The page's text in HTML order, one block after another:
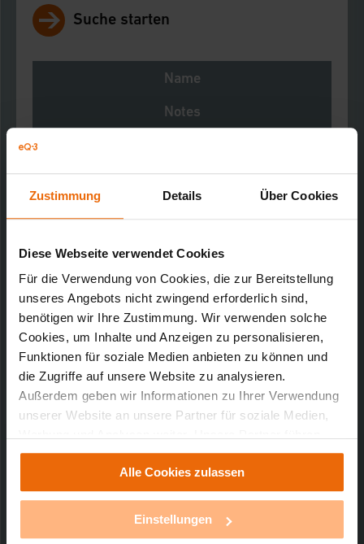
Zustimmung Details Über Cookies
Diese Webseite verwendet Cookies
Für die Verwendung von Cookies, die zur Bereitstellung
unseres Angebots nicht zwingend erforderlich sind,
benötigen wir Ihre Zustimmung. Wir verwenden solche
Cookies, um Inhalte und Anzeigen zu personalisieren,
Funktionen für soziale Medien anbieten zu können und
die Zugriffe auf unsere Website zu analysieren.
Außerdem geben wir Informationen zu Ihrer Verwendung
unserer Website an unsere Partner für soziale Medien,
diese Informationen möglicherweise mit weiteren Daten
zusammen, die Sie ihnen bereitgestellt haben oder die
sie im Rahmen Ihrer Nutzung der Dienste gesammelt
haben. Mit einem Klick auf „Alle Cookies erlauben“
Alle Cookies zulassen
Einstellungen
Suche starten
Name
Notes
MAX! Zwischenstecker-Schaltaktor - Hama
Kurz-Bez.: BC-TS-Sw-Pl-Ha
12.11.2013
39,31 KB
Technischer Support
Sie benötigen technischen Support bei einem
unserer Produkte?